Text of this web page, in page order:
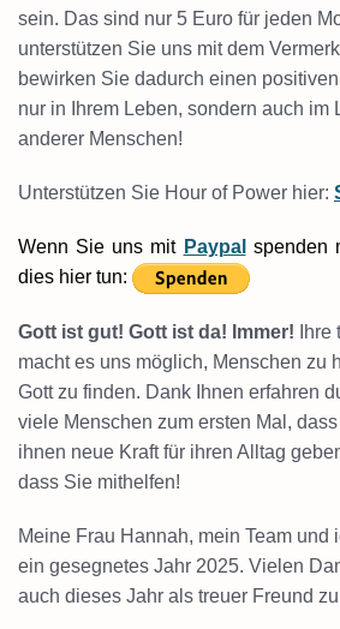
sein. Das sind nur 5 Euro für jeden
unterstützen Sie uns mit dem Vermerk
bewirken Sie dadurch einen
nur in Ihrem Leben, sondern auch im
anderer Menschen!
Unterstützen Sie Hour of Power hier:
Wenn Sie uns mit Paypal spenden
dies hier tun:
Gott ist gut! Gott ist da! Immer! Ihre
macht es uns möglich, Menschen zu
Gott zu finden. Dank Ihnen erfahren
viele Menschen zum ersten Mal,
ihnen neue Kraft für ihren Alltag
dass Sie mithelfen!
Meine Frau Hannah, mein Team und
ein gesegnetes Jahr 2025. Vielen
auch dieses Jahr als treuer Freund